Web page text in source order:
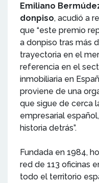
Emiliano
donpiso, acudió a
que “este premio
a donpiso tras más
trayectoria en el
referencia en el
inmobiliaria en
proviene de una
que sigue de cerca
empresarial
historia detrás”.
Fundada en 1984,
red de 113 oficinas
todo el territorio